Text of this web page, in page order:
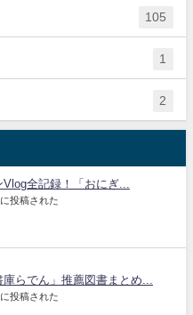
105
1
2
全記録！「おにぎ...
投稿された
庫らでん」推薦図書まとめ...
投稿された